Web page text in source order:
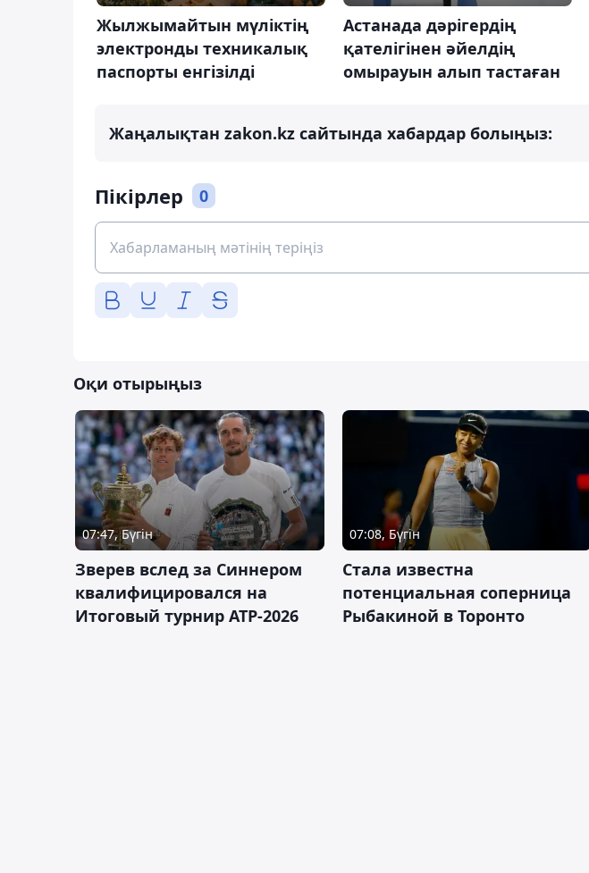
Жылжымайтын мүліктің
электронды техникалық
паспорты енгізілді
Астанада дәрігердің
қателігінен әйелдің
омырауын алып тастаған
Жаңалықтан zakon.kz сайтында хабардар болыңыз:
Пікірлер 0
Оқи отырыңыз
07:47, Бүгін
Зверев вслед за Синнером
квалифицировался на
Итоговый турнир ATP-2026
07:08, Бүгін
Cтала известна
потенциальная соперница
Рыбакиной в Торонто